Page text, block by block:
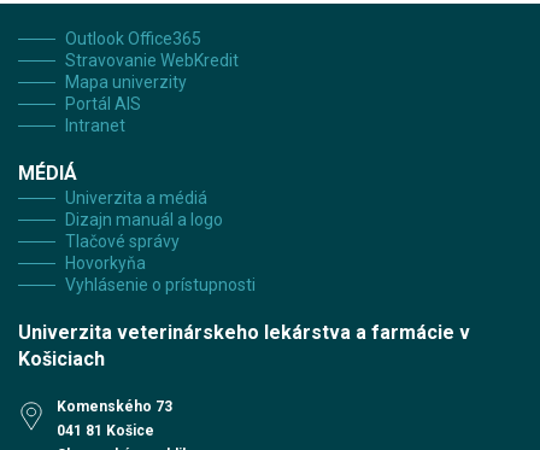
Outlook Office365
Stravovanie WebKredit
Mapa univerzity
Portál AIS
Intranet
MÉDIÁ
Univerzita a médiá
Dizajn manuál a logo
Tlačové správy
Hovorkyňa
Vyhlásenie o prístupnosti
Univerzita veterinárskeho lekárstva a farmácie v
Košiciach
Komenského 73
041 81 Košice